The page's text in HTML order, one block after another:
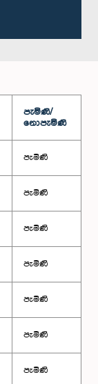
පැමිණි/
නොපැමිණි
පැමිණි
පැමිණි
පැමිණි
පැමිණි
පැමිණි
පැමිණි
පැමිණි